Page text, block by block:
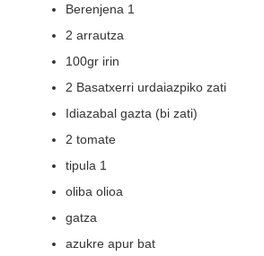
Berenjena 1
2 arrautza
100gr irin
2 Basatxerri urdaiazpiko zati
Idiazabal gazta (bi zati)
2 tomate
tipula 1
oliba olioa
gatza
azukre apur bat